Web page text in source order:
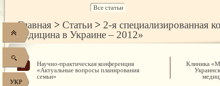
УКР
Все статьи
Главная > Статьи > 2-я специализированная
медицина в Украине – 2012»
Научно-практическая конференция
«Актуальные вопросы планирования
семьи»
Клиника